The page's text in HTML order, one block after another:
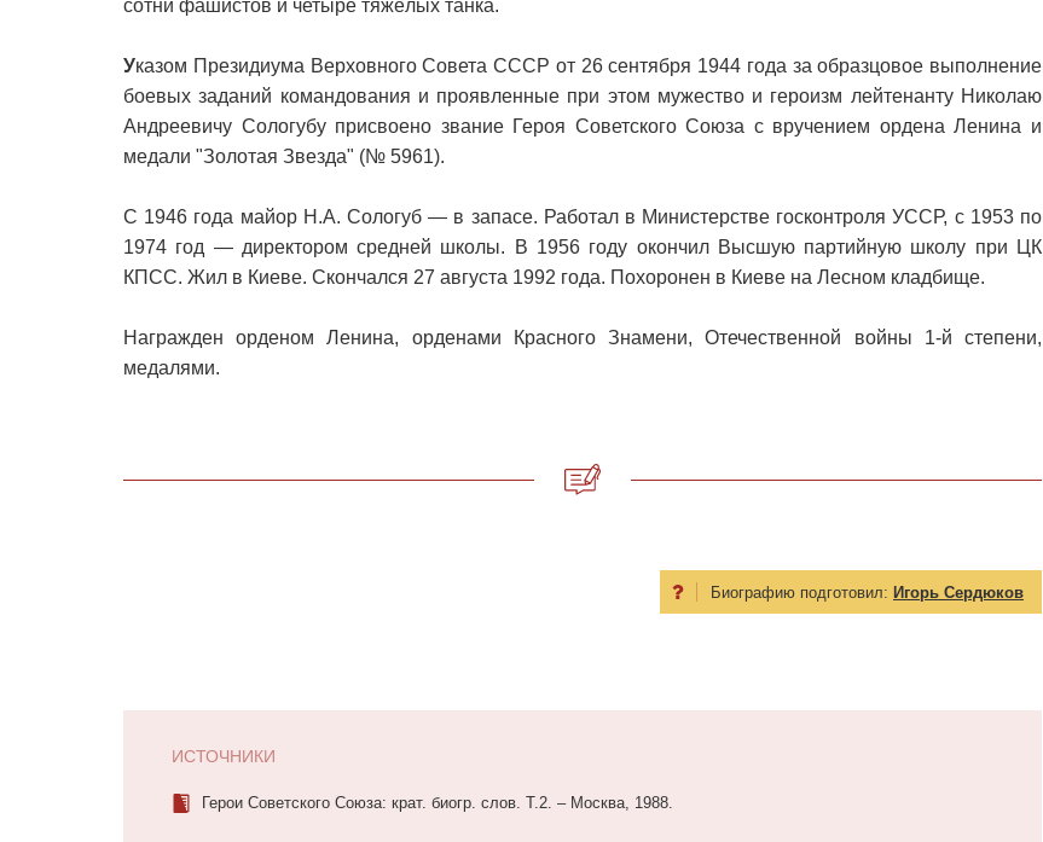
сотни фашистов и четыре тяжёлых танка.
Указом Президиума Верховного Совета СССР от 26 сентября 1944 года за образцовое выполнение
боевых заданий командования и проявленные при этом мужество и героизм лейтенанту Николаю
Андреевичу Сологубу присвоено звание Героя Советского Союза с вручением ордена Ленина и
медали "Золотая Звезда" (№ 5961).
С 1946 года майор Н.А. Сологуб — в запасе. Работал в Министерстве госконтроля УССР, с 1953 по
1974 год — директором средней школы. В 1956 году окончил Высшую партийную школу при ЦК
КПСС. Жил в Киеве. Скончался 27 августа 1992 года. Похоронен в Киеве на Лесном кладбище.
Награжден орденом Ленина, орденами Красного Знамени, Отечественной войны 1-й степени,
медалями.
Биографию подготовил: Игорь Сердюков
ИСТОЧНИКИ
Герои Советского Союза: крат. биогр. слов. Т.2. – Москва, 1988.